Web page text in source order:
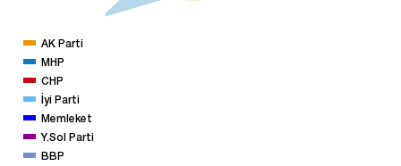
AK Parti
MHP
CHP
İyi Parti
Memleket
Y.Sol Parti
BBP